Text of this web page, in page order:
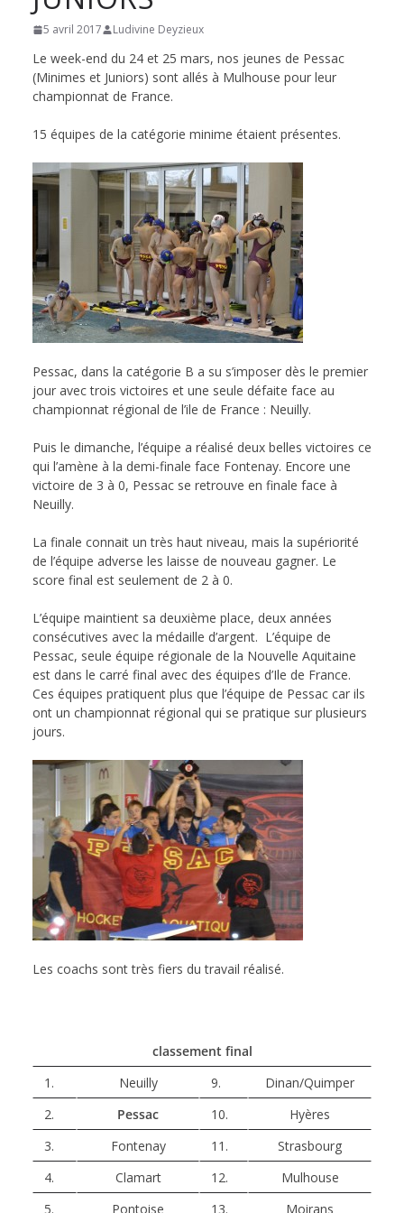
de
Hockey
Subaquatique
de
Pessac
5 avril 2017 Ludivine Deyzieux
Le week-end du 24 et 25 mars, nos jeunes de Pessac
(Minimes et Juniors) sont allés à Mulhouse pour leur
championnat de France.
15 équipes de la catégorie minime étaient présentes.
Pessac, dans la catégorie B a su s’imposer dès le premier
jour avec trois victoires et une seule défaite face au
championnat régional de l’ile de France : Neuilly.
Puis le dimanche, l’équipe a réalisé deux belles victoires ce
qui l’amène à la demi-finale face Fontenay. Encore une
victoire de 3 à 0, Pessac se retrouve en finale face à
Neuilly.
La finale connait un très haut niveau, mais la supériorité
de l’équipe adverse les laisse de nouveau gagner. Le
score final est seulement de 2 à 0.
L’équipe maintient sa deuxième place, deux années
consécutives avec la médaille d’argent. L’équipe de
Pessac, seule équipe régionale de la Nouvelle Aquitaine
est dans le carré final avec des équipes d’Ile de France.
Ces équipes pratiquent plus que l’équipe de Pessac car ils
ont un championnat régional qui se pratique sur plusieurs
jours.
Les coachs sont très fiers du travail réalisé.
classement final
1.
Neuilly 9.
Dinan/Quimper
2.
Pessac 10.
Hyères
3.
Fontenay 11.
Strasbourg
4.
Clamart 12.
Mulhouse
5.
Pontoise 13. Moirans